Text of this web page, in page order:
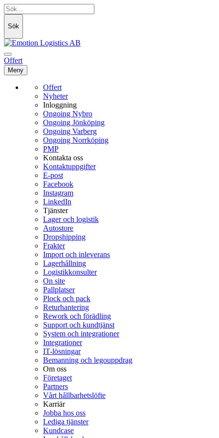
Offert
Meny
Offert
Nyheter
Inloggning
Ongoing Nybro
Ongoing Jönköping
Ongoing Varberg
Ongoing Norrköping
PMP
Kontakta oss
Kontaktuppgifter
E-post
Facebook
Instagram
LinkedIn
Tjänster
Lager och logistik
Autostore
Dropshipping
Frakter
Import och inleverans
Lagerhållning
Logistikkonsulter
On site
Pallplatser
Plock och pack
Returhantering
Rework och förädling
Support och kundtjänst
System och integrationer
Integrationer
IT-lösningar
Bemanning och legouppdrag
Om oss
Företaget
Partners
Vårt hållbarhetslöfte
Karriär
Jobba hos oss
Lediga tjänster
Kundcase